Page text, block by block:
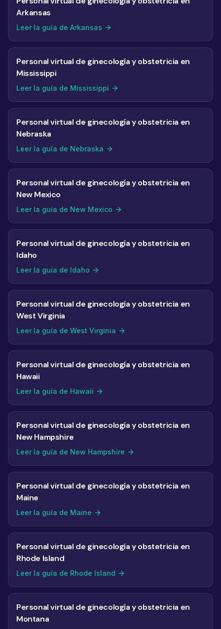
Arkansas
Leer la guía de Arkansas
Personal virtual de ginecología y obstetricia en
Mississippi
Leer la guía de Mississippi
Personal virtual de ginecología y obstetricia en
Nebraska
Leer la guía de Nebraska
Personal virtual de ginecología y obstetricia en
New Mexico
Leer la guía de New Mexico
Personal virtual de ginecología y obstetricia en
Idaho
Leer la guía de Idaho
Personal virtual de ginecología y obstetricia en
West Virginia
Leer la guía de West Virginia
Personal virtual de ginecología y obstetricia en
Hawaii
Leer la guía de Hawaii
Personal virtual de ginecología y obstetricia en
New Hampshire
Leer la guía de New Hampshire
Personal virtual de ginecología y obstetricia en
Maine
Leer la guía de Maine
Personal virtual de ginecología y obstetricia en
Rhode Island
Leer la guía de Rhode Island
Personal virtual de ginecología y obstetricia en
Montana